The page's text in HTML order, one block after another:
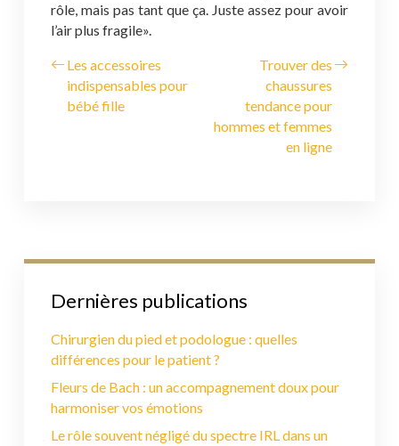
rôle, mais pas tant que ça. Juste assez pour avoir
l’air plus fragile».
Les accessoires
indispensables pour
bébé fille
Trouver des
chaussures
tendance pour
hommes et femmes
en ligne
Dernières publications
Chirurgien du pied et podologue : quelles
différences pour le patient ?
Fleurs de Bach : un accompagnement doux pour
harmoniser vos émotions
Le rôle souvent négligé du spectre IRL dans un